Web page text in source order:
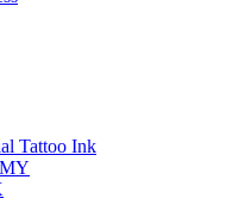
Tattoo Ink